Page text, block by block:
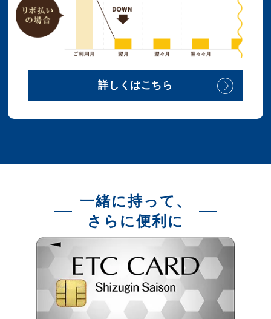
詳しくはこちら
一緒に持って、
さらに便利に